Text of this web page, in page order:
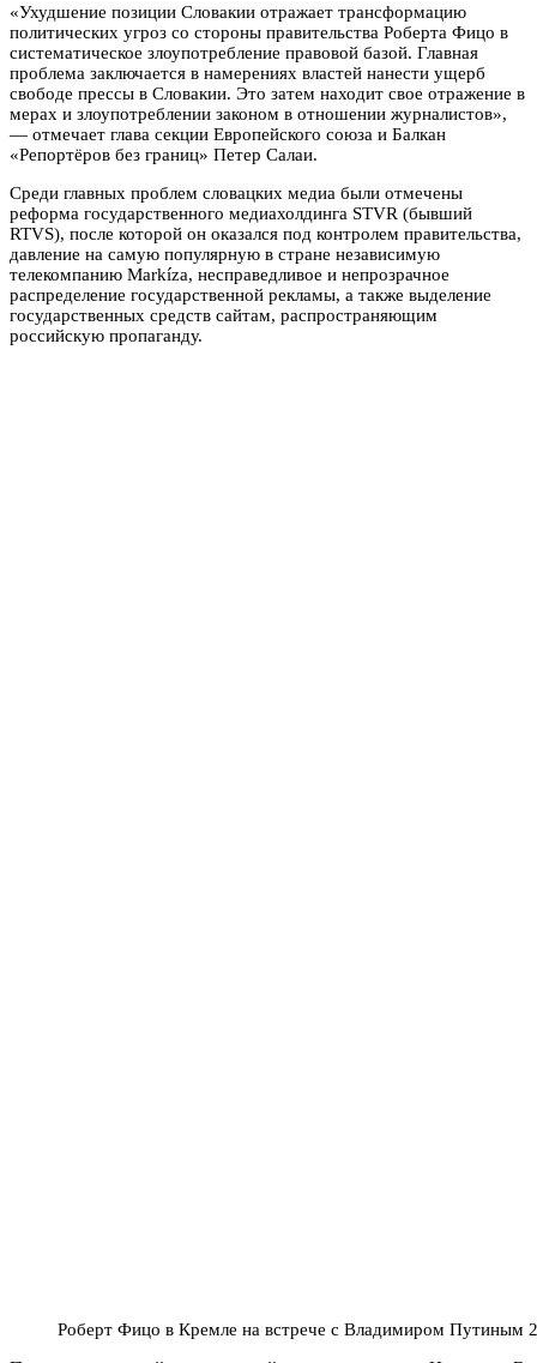
«Ухудшение позиции Словакии отражает трансформацию
политических угроз со стороны правительства Роберта Фицо в
систематическое злоупотребление правовой базой. Главная
проблема заключается в намерениях властей нанести ущерб
свободе прессы в Словакии. Это затем находит свое отражение в
мерах и злоупотреблении законом в отношении журналистов»,
— отмечает глава секции Европейского союза и Балкан
«Репортёров без границ» Петер Салаи.
Среди главных проблем словацких медиа были отмечены
реформа государственного медиахолдинга STVR (бывший
RTVS), после которой он оказался под контролем правительства,
давление на самую популярную в стране независимую
телекомпанию Markíza, несправедливое и непрозрачное
распределение государственной рекламы, а также выделение
государственных средств сайтам, распространяющим
российскую пропаганду.
Роберт Фицо в Кремле на встрече с Владимиром Путиным